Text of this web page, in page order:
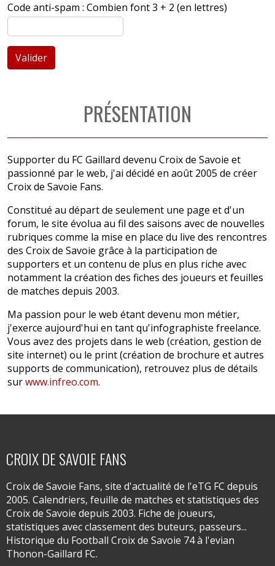
Code anti-spam : Combien font 3 + 2 (en lettres)
Valider
PRÉSENTATION
Supporter du FC Gaillard devenu Croix de Savoie et
passionné par le web, j'ai décidé en août 2005 de créer
Croix de Savoie Fans.
Constitué au départ de seulement une page et d'un
forum, le site évolua au fil des saisons avec de nouvelles
rubriques comme la mise en place du live des rencontres
des Croix de Savoie grâce à la participation de
supporters et un contenu de plus en plus riche avec
notamment la création des fiches des joueurs et feuilles
de matches depuis 2003.
Ma passion pour le web étant devenu mon métier,
j'exerce aujourd'hui en tant qu'infographiste freelance.
Vous avez des projets dans le web (création, gestion de
site internet) ou le print (création de brochure et autres
supports de communication), retrouvez plus de détails
surwww.infreo.com.
CROIX DE SAVOIE FANS
Croix de Savoie Fans, site d'actualité de l'eTG FC depuis
2005. Calendriers, feuille de matches et statistiques des
Croix de Savoie depuis 2003. Fiche de joueurs,
statistiques avec classement des buteurs, passeurs...
Historique du Football Croix de Savoie 74 à l'evian
Thonon-Gaillard FC.